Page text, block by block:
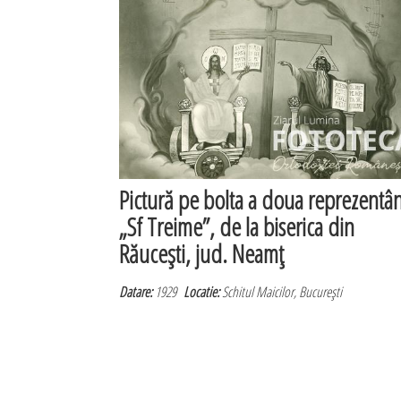
Pictură pe bolta a doua
„Sf Treime”, de la biserica din
Răuceşti, jud. Neamţ
Datare:1929Locatie:Schitul Maicilor, Bucureşti